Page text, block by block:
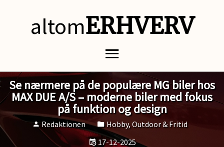
altomERHVERV
Se nærmere på de populære MG biler hos
MAX DUE A/S – moderne biler med fokus
på funktion og design
Redaktionen
Hobby, Outdoor & Fritid
17-12-2025